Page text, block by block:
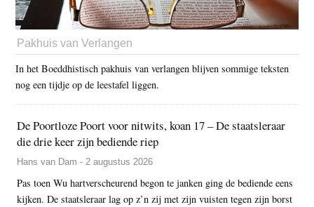
Pakhuis van Verlangen
In het Boeddhistisch pakhuis van verlangen blijven sommige teksten
nog een tijdje op de leestafel liggen.
De Poortloze Poort voor nitwits, koan 17 – De staatsleraar
die drie keer zijn bediende riep
Hans van Dam - 2 augustus 2026
Pas toen Wu hartverscheurend begon te janken ging de bediende eens
kijken. De staatsleraar lag op z’n zij met zijn vuisten tegen zijn borst